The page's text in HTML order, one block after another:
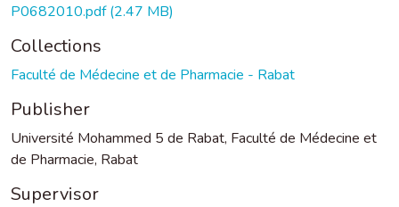
P0682010.pdf(2.47 MB)
Collections
Faculté de Médecine et de Pharmacie - Rabat
Publisher
Université Mohammed 5 de Rabat, Faculté de Médecine et
de Pharmacie, Rabat
Supervisor